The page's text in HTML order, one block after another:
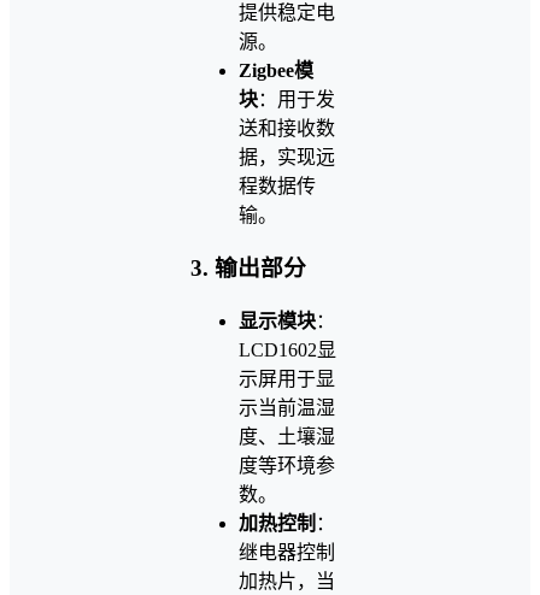
提供稳定电
源。
Zigbee模
块：用于发
送和接收数
据，实现远
程数据传
输。
3. 输出部分
显示模块：
LCD1602显
示屏用于显
示当前温湿
度、土壤湿
度等环境参
数。
加热控制 ：
继电器控制
加热片，当